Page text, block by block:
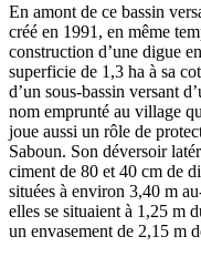
En amont de ce bassin
créé en 1991, en même
construction d’une digue
superficie de 1,3 ha à sa
d’un sous-bassin versant
nom emprunté au village
joue aussi un rôle de
Saboun. Son déversoir
ciment de 80 et 40 cm de
situées à environ 3,40 m
elles se situaient à 1,25 m
un envasement de 2,15 m